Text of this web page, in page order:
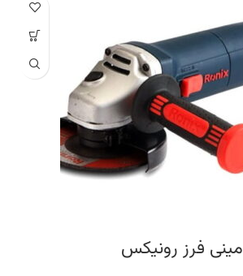
قابلیت برش با زاویه
منبع تغذیه
برق
ویژگی سرعت دستگاه
قابلیت کنترل سرعت
مینی فرز رونیکس